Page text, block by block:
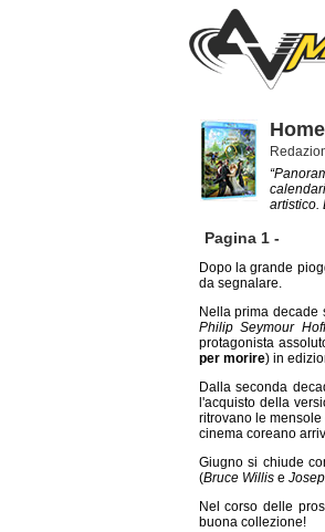
artistico.
Pagina 1 -
Dopo la grande
da segnalare.
Nella prima
Philip Seymour
protagonista
per morire) in
Dalla seconda
l'acquisto della
ritrovano le
cinema coreano
Giugno si chiude
(Bruce Willis e
Nel corso delle
buona collezione!